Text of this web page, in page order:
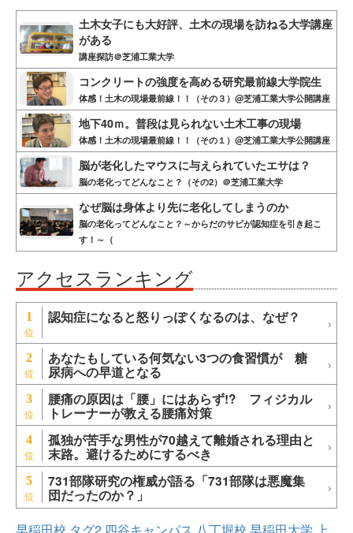
土木女子にも大好評、土木の現場を訪ねる大学講座
がある
講座探訪＠芝浦工業大学
コンクリートの強度を高める研究最前線大学院生
体感！土木の現場最前線！！（その３）@芝浦工業大学公開講座
地下40ｍ。普段は見られない土木工事の現場
体感！土木の現場最前線！！（その１）@芝浦工業大学公開講座
脳が老化したマウスに与えられていたエサは？
脳の老化ってどんなこと？（その2）＠芝浦工業大学
なぜ脳は身体より先に老化してしまうのか
脳の老化ってどんなこと？～からだのサビが認知症を引き起こ
す！～（
アクセスランキング
1 認知症になると怒りっぽくなるのは、なぜ？
2 あなたもしている何気ない3つの食習慣が 糖
尿病への早道となる
3 腰痛の原因は「腰」にはあらず!? フィジカル
トレーナーが教える腰痛対策
4 孤独が苦手な男性が70越えて離婚される理由と
末路。避けるためにするべき
5 731部隊研究の権威が語る「731部隊は悪魔集
団だったのか？」
早稲田校 タグ2 四谷キャンパス 八丁堀校 早稲田大学 上